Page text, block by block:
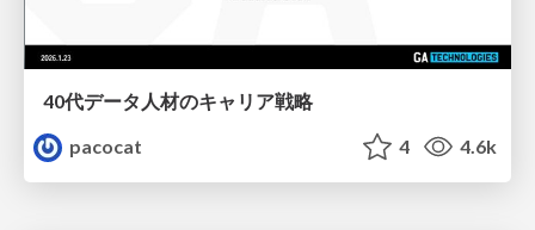
40代データ人材のキャリア戦略
pacocat
4 4.6k